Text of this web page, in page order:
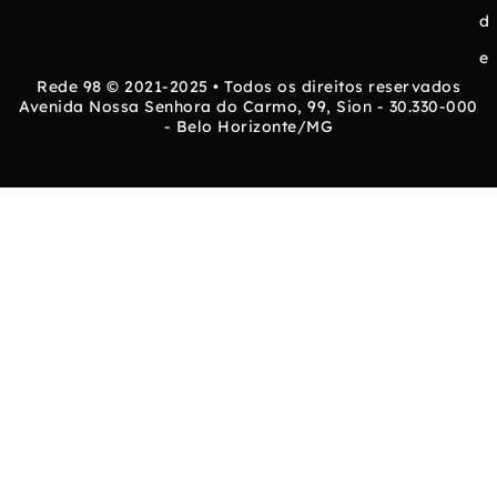
d
e
Rede 98 © 2021-2025 • Todos os direitos reservados
Avenida Nossa Senhora do Carmo, 99, Sion - 30.330-000
- Belo Horizonte/MG